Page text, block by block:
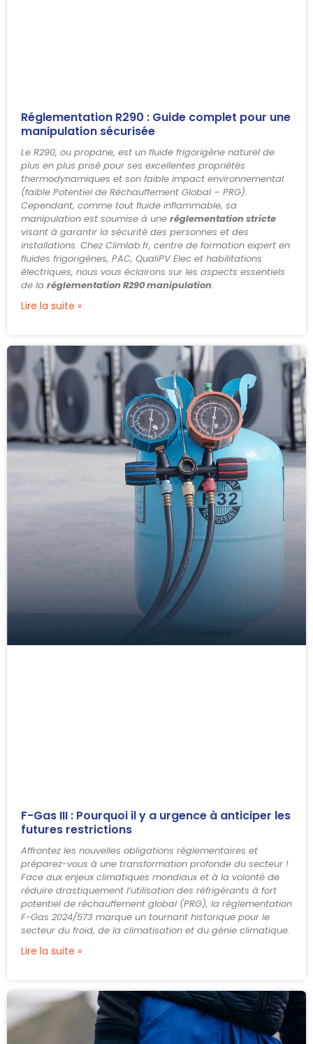
Réglementation R290 : Guide complet pour une
manipulation sécurisée
Le R290, ou propane, est un fluide frigorigène naturel de
plus en plus prisé pour ses excellentes propriétés
thermodynamiques et son faible impact environnemental
(faible Potentiel de Réchauffement Global – PRG).
Cependant, comme tout fluide inflammable, sa
manipulation est soumise à une réglementation stricte
visant à garantir la sécurité des personnes et des
installations. Chez Climlab.fr, centre de formation expert en
fluides frigorigènes, PAC, QualiPV Elec et habilitations
électriques, nous vous éclairons sur les aspects essentiels
de la réglementation R290 manipulation.
Lire la suite »
F-Gas III : Pourquoi il y a urgence à anticiper les
futures restrictions
Affrontez les nouvelles obligations réglementaires et
préparez-vous à une transformation profonde du secteur !
Face aux enjeux climatiques mondiaux et à la volonté de
réduire drastiquement l’utilisation des réfrigérants à fort
potentiel de réchauffement global (PRG), la réglementation
F-Gas 2024/573 marque un tournant historique pour le
secteur du froid, de la climatisation et du génie climatique.
Lire la suite »